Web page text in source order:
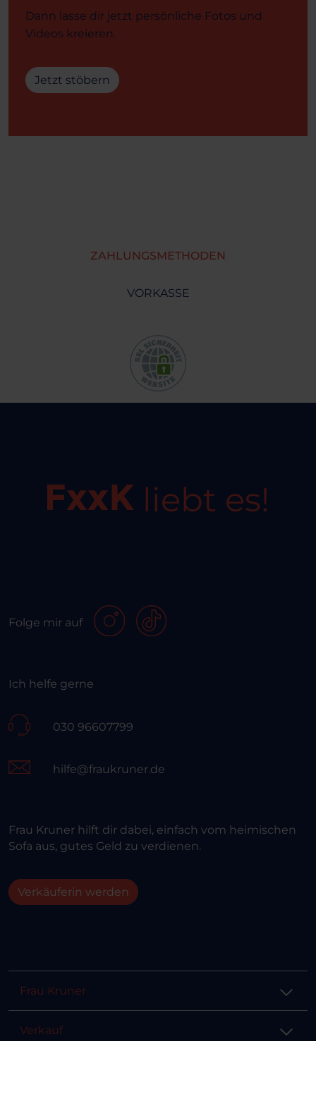
Dann lasse dir jetzt persönliche Fotos und
Videos kreieren.
Jetzt stöbern
ZAHLUNGSMETHODEN
VORKASSE
liebt es!
Folge mir auf
Ich helfe gerne
030 96607799
hilfe@fraukruner.de
Frau Kruner hilft dir dabei, einfach vom heimischen
Sofa aus, gutes Geld zu verdienen.
Verkäuferin werden
Frau Kruner
Verkauf